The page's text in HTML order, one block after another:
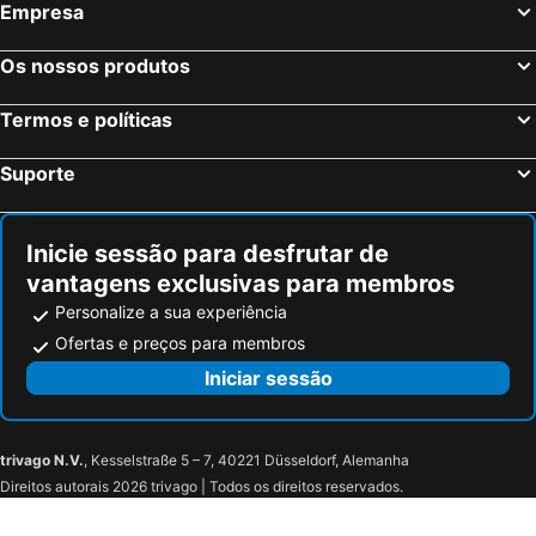
Mykonos-Town, Sul do Mar Egeu Hotéis
Ixia, Sul do Mar Egeu Hotéis
Chersonissos, Creta Hotéis
Imerovigli, Sul do Mar Egeu Hotéis
Empresa
Os nossos produtos
Termos e políticas
Suporte
Inicie sessão para desfrutar de
vantagens exclusivas para membros
Personalize a sua experiência
Ofertas e preços para membros
Iniciar sessão
trivago N.V., Kesselstraße 5 – 7, 40221 Düsseldorf, Alemanha
Direitos autorais 2026 trivago | Todos os direitos reservados.